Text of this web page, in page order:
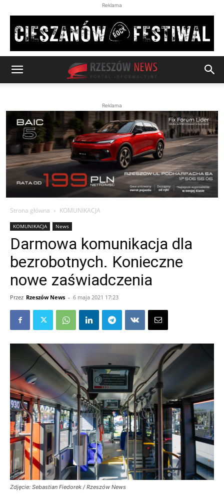
Reklama
Reklama
Strona główna KOMUNIKACJA
KOMUNIKACJA News
Darmowa komunikacja dla
bezrobotnych. Konieczne
nowe zaświadczenia
Przez Rzeszów News - 6 maja 2021 17:23
Zdjęcie: Sebastian Fiedorek / Rzeszów News